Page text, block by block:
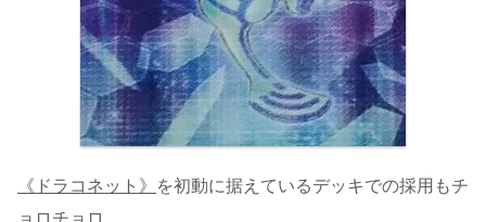
《ドラコネット》
を初動に据えているデッキでの採用もチ
ョロチョロ。